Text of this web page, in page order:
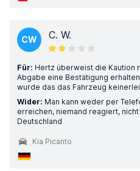
CW C. W.
Für: Hertz überweist die Kaution
Abgabe eine Bestätigung
wurde das das Fahrzeug
Wider: Man kann weder per
erreichen, niemand reagiert,
Deutschland
Kia Picanto